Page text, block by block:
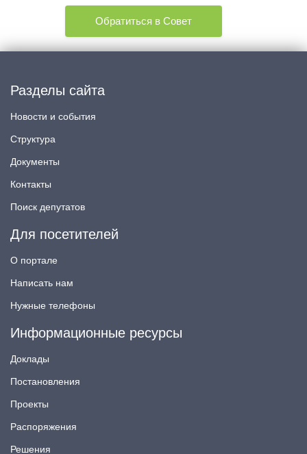
Обратиться в Совет
Разделы сайта
Новости и события
Структура
Документы
Контакты
Поиск депутатов
Для посетителей
О портале
Написать нам
Нужные телефоны
Информационные ресурсы
Доклады
Постановления
Проекты
Распоряжения
Решения